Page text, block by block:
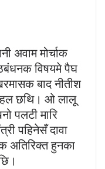
अवाम मोर्चाक
विषयमे पैघ
बाद नीतीश
छथि। ओ लालू
पलटी मारि
पहिनेसँ दावा
अतिरिक्त हुनका